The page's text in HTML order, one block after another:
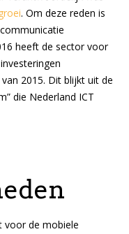
. Om deze reden is
heeft de sector voor
2015. Dit blijkt uit de
die Nederland ICT
voor de mobiele